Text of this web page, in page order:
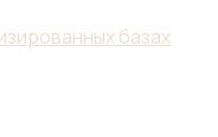
базах